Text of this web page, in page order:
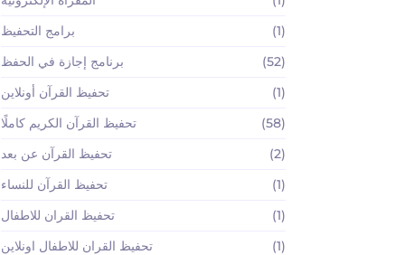
برامج التحفيظ
(1)
برنامج إجازة في الحفظ
(52)
تحفيظ القرآن أونلاين
(1)
تحفيظ القرآن الكريم كاملًا
(58)
تحفيظ القرآن عن بعد
(2)
تحفيظ القرآن للنساء
(1)
تحفيظ القران للاطفال
(1)
تحفيظ القران للاطفال اونلاين
(1)